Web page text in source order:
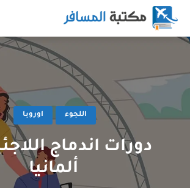
اللجوء اوروبا
دورات اندماج
ألمانيا